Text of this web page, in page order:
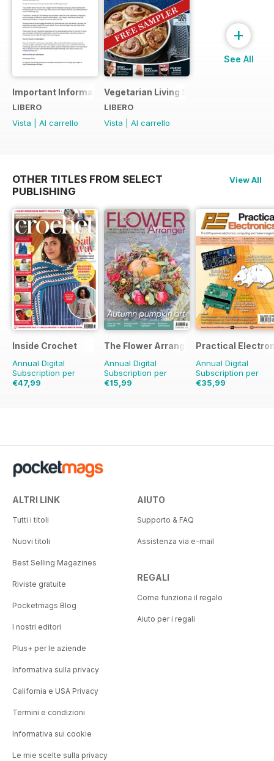
Important Information
LIBERO
Vista
Al carrello
Vegetarian Living Sampler
LIBERO
Vista
Al carrello
+
See All
OTHER TITLES FROM SELECT
PUBLISHING
View All
Inside Crochet
Annual Digital
Subscription per
€47,99
The Flower Arranger
Annual Digital
Subscription per
€15,99
Practical
Annual Digital
Subscription per
€35,99
ALTRI LINK
Tutti i titoli
Nuovi titoli
Best Selling Magazines
Riviste gratuite
Pocketmags Blog
I nostri editori
Plus+ per le aziende
Informativa sulla privacy
California e USA Privacy
Termini e condizioni
Informativa sui cookie
Le mie scelte sulla privacy
AIUTO
Supporto & FAQ
Assistenza via e-mail
REGALI
Come funziona il regalo
Aiuto per i regali